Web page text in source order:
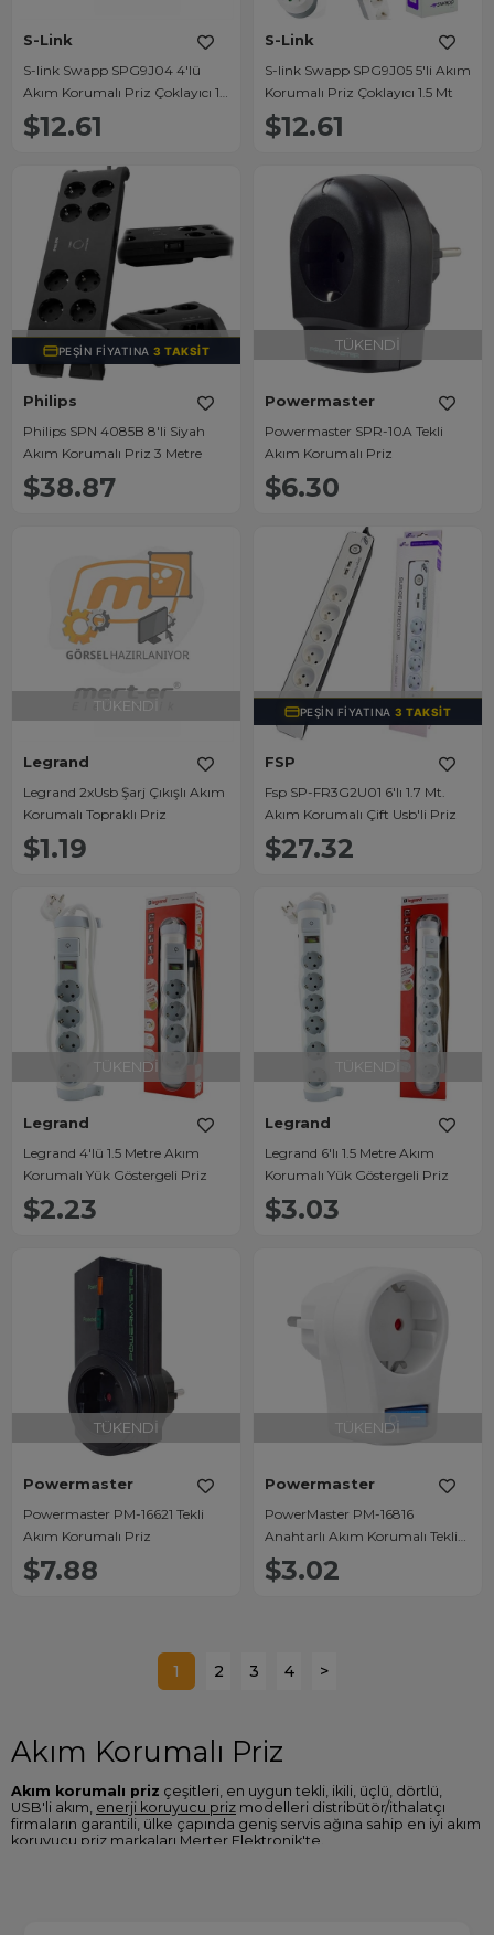
S-Link
S-link Swapp SPG9J04 4'lü
Akım Korumalı Priz Çoklayıcı 1.5
Mt.
$12.61
S-Link
S-link Swapp SPG9J05 5'li Akım
Korumalı Priz Çoklayıcı 1.5 Mt
$12.61
TÜKENDI
PEŞIN FIYATINA3 TAKSIT
Philips
Philips SPN 4085B 8'li Siyah
Akım Korumalı Priz 3 Metre
$38.87
TÜKENDI
Powermaster
Powermaster SPR-10A Tekli
Akım Korumalı Priz
$6.30
TÜKENDI
Legrand
Legrand 2xUsb Şarj Çıkışlı Akım
Korumalı Topraklı Priz
$1.19
TÜKENDI
PEŞIN FIYATINA3 TAKSIT
FSP
Fsp SP-FR3G2U01 6'lı 1.7 Mt.
Akım Korumalı Çift Usb'li Priz
$27.32
TÜKENDI
Legrand
Legrand 4'lü 1.5 Metre Akım
Korumalı Yük Göstergeli Priz
$2.23
TÜKENDI
Legrand
Legrand 6'lı 1.5 Metre Akım
Korumalı Yük Göstergeli Priz
$3.03
TÜKENDI
Powermaster
Powermaster PM-16621 Tekli
Akım Korumalı Priz
$7.88
TÜKENDI
Powermaster
PowerMaster PM-16816
Anahtarlı Akım Korumalı Tekli
Priz 10 Amper - 2510 Watt Tekli
Beyaz
$3.02
1 2 3 4 >
Akım Korumalı Priz
Akım korumalı priz çeşitleri, en uygun tekli, ikili, üçlü, dörtlü,
USB'li akım, enerji koruyucu priz modelleri distribütör/ithalatçı
firmaların garantili, ülke çapında geniş servis ağına sahip en iyi akım
koruyucu priz markaları Merter Elektronik'te.